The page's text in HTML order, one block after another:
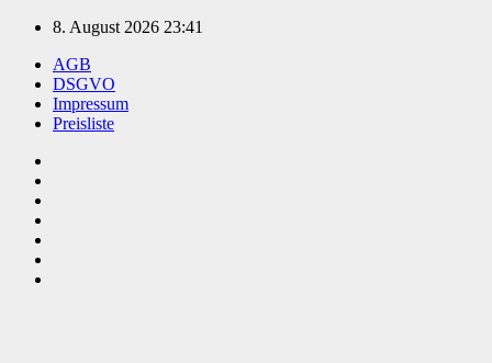
Zum
springen
8. August 2026 23:41
AGB
DSGVO
Impressum
Preisliste